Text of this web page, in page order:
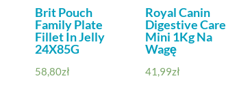
Brit Pouch
Family Plate
Fillet In Jelly
24X85G
58,80zł
Royal Canin
Digestive Care
Mini 1Kg Na
Wagę
41,99zł